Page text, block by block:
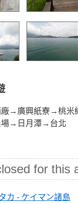
廠→廣興紙寮→桃米
場→日月潭→台北
for this
カ - ケイマン諸島